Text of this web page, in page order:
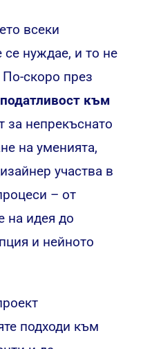
всеки
нуждае, и то не
скоро през
податливост към
за непрекъснато
на уменията,
участва в
– от
на идея до
и нейното
подходи към